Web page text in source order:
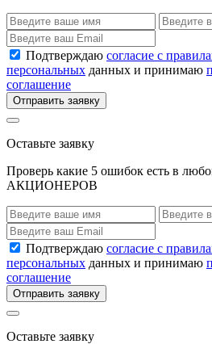
Подтверждаю согласие с
персональных данных и принимаю
соглашение
Отправить заявку
Оставьте заявку
Проверь какие 5 ошибок есть в
АКЦИОНЕРОВ
Подтверждаю согласие с
персональных данных и принимаю
соглашение
Отправить заявку
Оставьте заявку